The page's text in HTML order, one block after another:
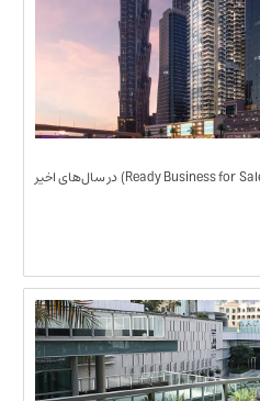
خرید بیزینس آماده در دبی (Ready Business for Sale in Dubai) در سال‌های اخیر